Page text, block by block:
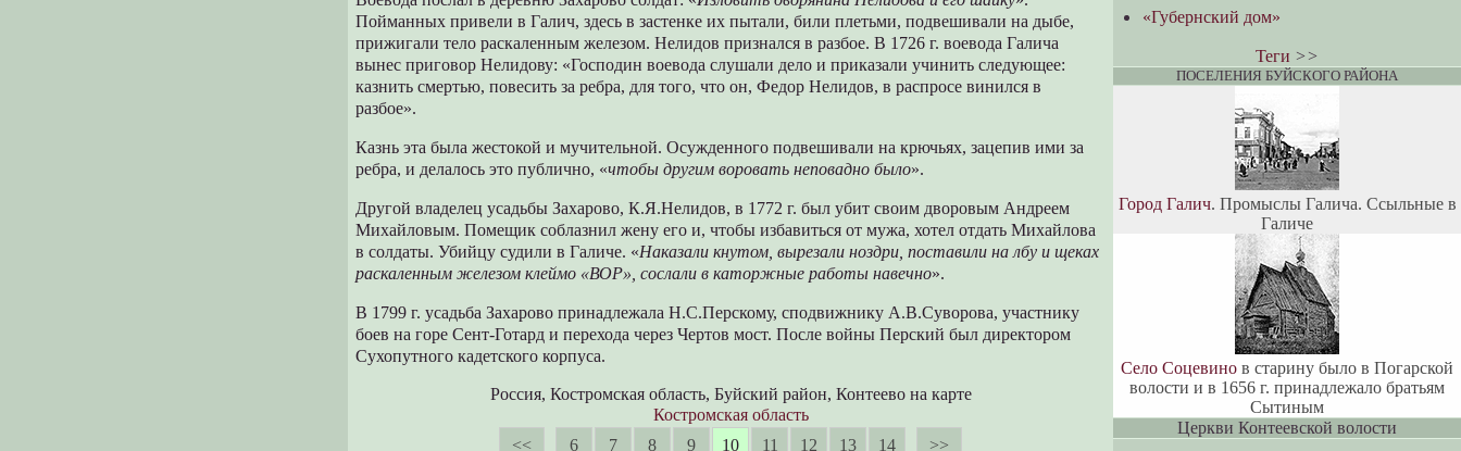
Пойманных привели в Галич, здесь в застенке их пытали, били плетьми, подвешивали на дыбе,
прижигали тело раскаленным железом. Нелидов признался в разбое. В 1726 г. воевода Галича
вынес приговор Нелидову: «Господин воевода слушали дело и приказали учинить следующее:
казнить смертью, повесить за ребра, для того, что он, Федор Нелидов, в распросе винился в
разбое».
Казнь эта была жестокой и мучительной. Осужденного подвешивали на крючьях, зацепив ими за
ребра, и делалось это публично, «чтобы другим воровать неповадно было».
Другой владелец усадьбы Захарово, К.Я.Нелидов, в 1772 г. был убит своим дворовым Андреем
Михайловым. Помещик соблазнил жену его и, чтобы избавиться от мужа, хотел отдать Михайлова
в солдаты. Убийцу судили в Галиче. «Наказали кнутом, вырезали ноздри, поставили на лбу и щеках
раскаленным железом клеймо «ВОР», сослали в каторжные работы навечно».
В 1799 г. усадьба Захарово принадлежала Н.С.Перскому, сподвижнику А.В.Суворова, участнику
боев на горе Сент-Готард и перехода через Чертов мост. После войны Перский был директором
Сухопутного кадетского корпуса.
Россия, Костромская область, Буйский район, Контеево на карте
Костромская область
<<
6 7 8 9 10 11 12 13 14 >>
«Губернский дом»
Теги >>
ПОСЕЛЕНИЯ БУЙСКОГО РАЙОНА
Город Галич. Промыслы Галича. Ссыльные в
Галиче
Село Соцевино в старину было в Погарской
волости и в 1656 г. принадлежало братьям
Сытиным
Церкви Контеевской волости